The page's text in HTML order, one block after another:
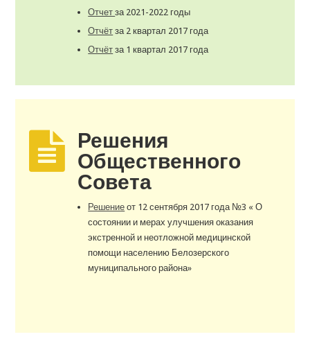
Отчетза 2021-2022 годы
Отчёт за 2 квартал 2017 года
Отчёт за 1 квартал 2017 года
Решения
Общественного
Совета
Решение от 12 сентября 2017 года №3 « О
состоянии и мерах улучшения оказания
экстренной и неотложной медицинской
помощи населению Белозерского
муниципального района»